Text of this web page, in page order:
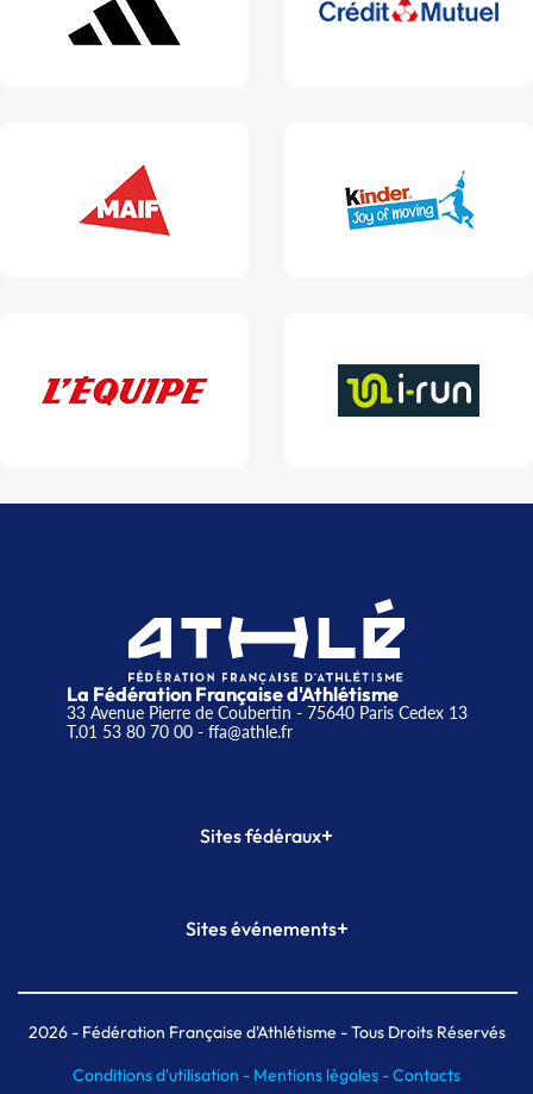
La Fédération Française d'Athlétisme
33 Avenue Pierre de Coubertin - 75640 Paris Cedex 13
T.01 53 80 70 00- ffa@athle.fr
Sites fédéraux+
Plateforme Formation
Sites événements+
Meeting de Paris indoor
MAIF Ekiden de Paris
2026- Fédération Française d'Athlétisme - Tous Droits Réservés
Conditions d'utilisation - Mentions légales -Contacts